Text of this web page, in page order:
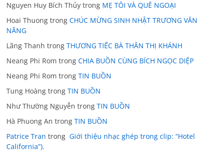
Nguyen Huy Bích Thủy trong MẸ TÔI VÀ QUÊ NGOẠI
Hoai Thuong trongCHÚC MỪNG SINH NHẬT TRƯƠNG VĂN
NĂNG
Lãng Thanh trongTHƯƠNG TIẾC BÀ THÂN THỊ KHÁNH
Neang Phi Rom trongCHIA BUỒN CÙNG BÍCH NGỌC DIỆP
Neang Phi Rom trongTIN BUỒN
Tung Hoàng trongTIN BUỒN
Như Thường Nguyễn trongTIN BUỒN
Hà Phuong An trongTIN BUỒN
Patrice Tran trong Giới thiệu nhạc ghép trong clip: “Hotel
California”).